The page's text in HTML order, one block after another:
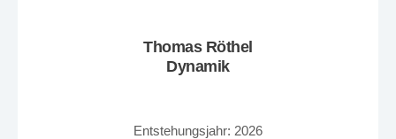
Thomas Röthel
Dynamik
Entstehungsjahr: 2026